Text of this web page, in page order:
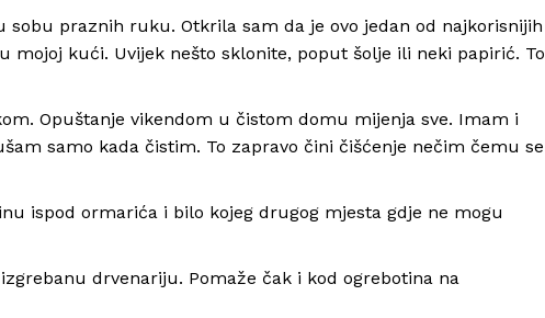
praznih ruku. Otkrila sam da je ovo jedan od najkorisnijih
mojoj kući. Uvijek nešto sklonite, poput šolje ili neki papirić. To
Opuštanje vikendom u čistom domu mijenja sve. Imam i
samo kada čistim. To zapravo čini čišćenje nečim čemu se
ispod ormarića i bilo kojeg drugog mjesta gdje ne mogu
drvenariju. Pomaže čak i kod ogrebotina na